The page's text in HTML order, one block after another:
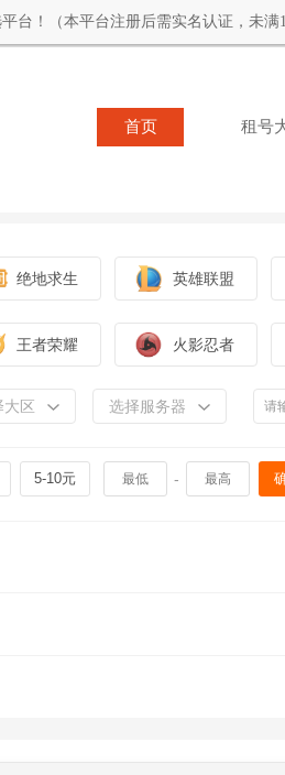
台！（本平台注册后需实名认证，未满
首页 租号
绝地求生 英雄联盟
王者荣耀 火影忍者
大区 选择服务器
5-10元 -